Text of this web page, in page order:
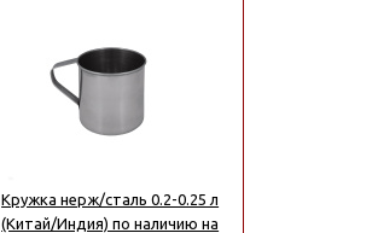
Кружка нерж/сталь 0.2-0.25 л
(Китай/Индия) по наличию на